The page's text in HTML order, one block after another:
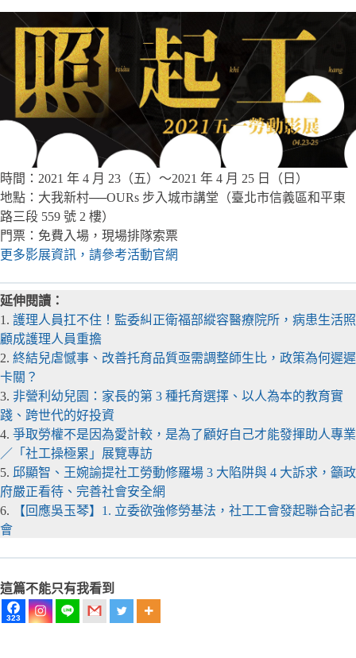
時間：2021 年 4 月 23（五）～2021 年 4 月 25 日（日）
地點：大我新村──OURs 步入城市講堂（臺北市信義區和平東
路三段 559 號 2 樓）
門票：免費入場，現場排隊索票
更多影展資訊，請參考活動官網
延伸閱讀：
1. 護理人員扛不住！監委糾正衛福部縱容醫療院所，病患生活照
顧成護理人員重擔
2. 終結兒虐憾事、改善托育品質亟需調整師生比，政策為何遲遲
卡關？
3. 非營利幼兒園：家長的第 3 種托育選擇、以人為本的教育實
踐、跨世代的好投資
4. 爭取勞權不是因為愛計較，是為了顧好自己才能發揮助人專業
／「社工操極累」展覽專訪
5. 邱顯智、王婉諭提社工勞動修羅場 3 大陷阱與 4 大訴求，籲政
府嚴正看待、完善社會安全網
6.
【回應吳玉琴】1. 立委欲強修勞基法，社工工會發起聯合記者
會
這篇不能只有我看到
323